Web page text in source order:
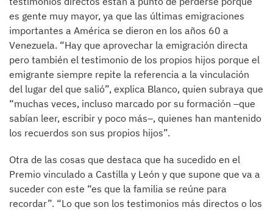
es gente muy mayor, ya que las últimas emigraciones
importantes a América se dieron en los años 60 a
Venezuela. “Hay que aprovechar la emigración directa
pero también el testimonio de los propios hijos porque el
emigrante siempre repite la referencia a la vinculación
del lugar del que salió”, explica Blanco, quien subraya que
“muchas veces, incluso marcado por su formación –que
sabían leer, escribir y poco más–, quienes han mantenido
los recuerdos son sus propios hijos”.
Otra de las cosas que destaca que ha sucedido en el
Premio vinculado a Castilla y León y que supone que va a
suceder con este “es que la familia se reúne para
recordar”. “Lo que son los testimonios más directos o los